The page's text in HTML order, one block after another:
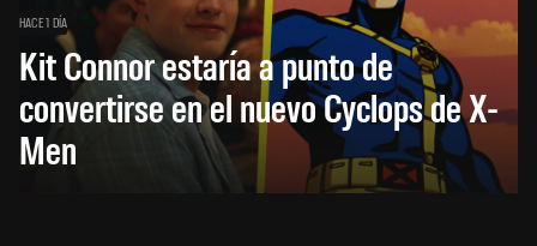
HACE 1 DÍA
Kit Connor estaría a punto de
convertirse en el nuevo Cyclops de X-
Men